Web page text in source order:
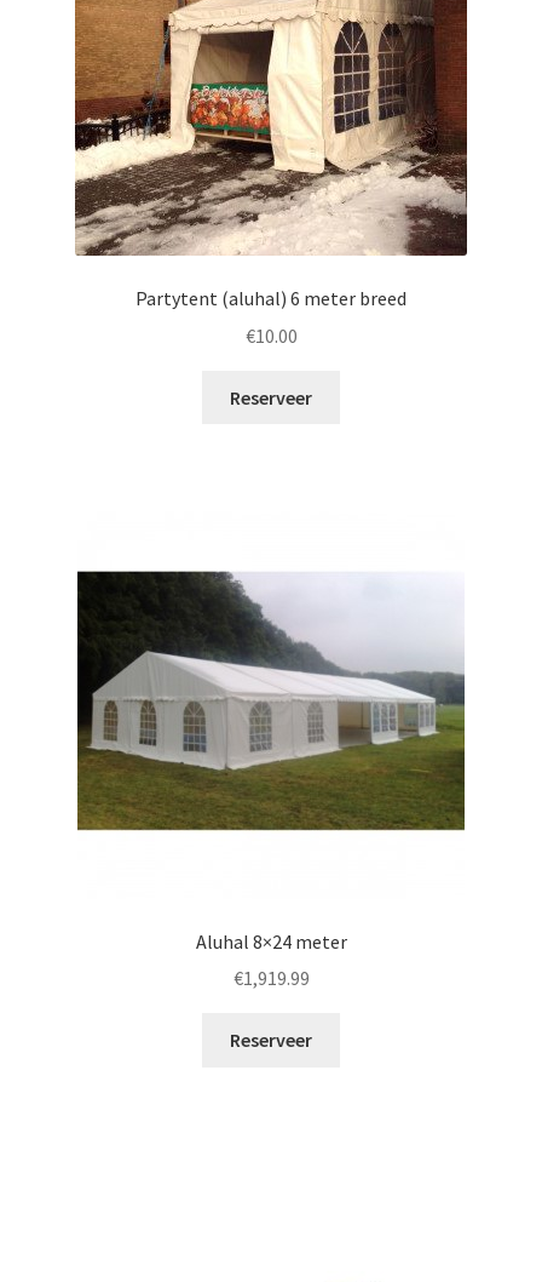
Partytent (aluhal) 6 meter breed
€10.00
Reserveer
Aluhal 8×24 meter
€1,919.99
Reserveer